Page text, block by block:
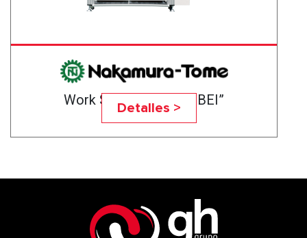
Work Stocker “HAKO-BEI”
Detalles >